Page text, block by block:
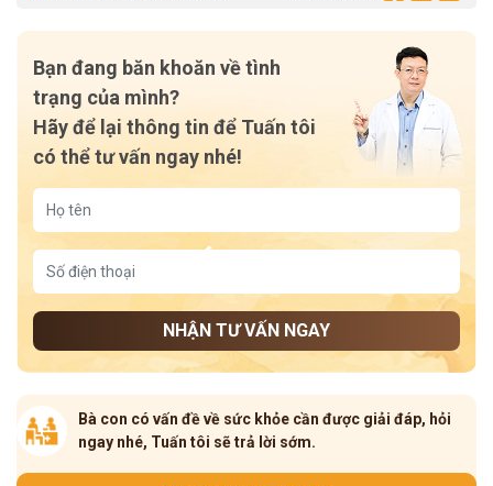
Bạn đang băn khoăn về tình
trạng của mình?
Hãy để lại thông tin để Tuấn tôi
có thể tư vấn ngay nhé!
NHẬN TƯ VẤN NGAY
Bà con có vấn đề về sức khỏe cần được giải đáp, hỏi
ngay nhé, Tuấn tôi sẽ trả lời sớm.